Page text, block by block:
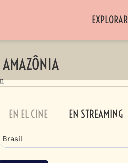
EXPLORAR
EN EL CINE EN STREAMING
Brasil